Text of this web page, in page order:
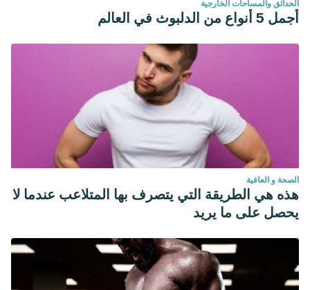
الحدائق والمساحات الخارجية
أجمل 5 أنواع من الدلبوث في العالم
الصحة و العافية
هذه هي الطريقة التي يتصرف بها المتلاعب عندما لا
يحصل على ما يريد